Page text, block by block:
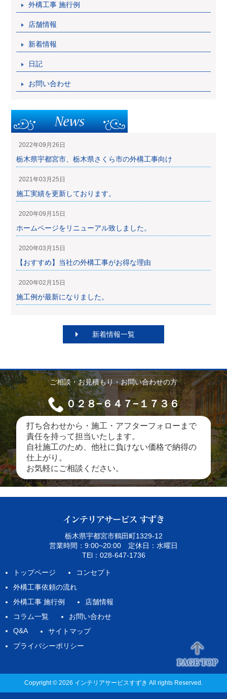
外構工事 施行例
店舗情報
新着情報
日記
お問い合わせ
2022年09月26日
栃木県宇都宮市、栃木県さくら市の外構工事向け
2021年03月25日
施工実績を更新しております。
2020年09月15日
ホームページをリニューアル致しました。
2020年03月15日
【おすすめ】当社の外構工事がお得な理由
2020年02月15日
施工例が最新になりました。
新着情報一覧
ご相談・お見積もり・お問い合わせの方
０２８−６４７−１７３６
打ち合わせから・施工・アフターフォローまで
責任を持って担当いたします。
自社施工のため、他社に負けない価格で納得の
仕上がり。
お気軽にご相談ください。
栃木県宇都宮市鶴田町1329‐12
営業時間：9:00~20:00 定休日：水曜日
TEl：028-647-1736
トップページ
コンセプト
外構工事依頼の流れ
外構工事 施行例
店舗情報
コラム一覧
お問い合わせ
Q&A
サイトマップ
プライバシーポリシー
Copyright © 2026 インテリアサービスすずき All rights Reserved.